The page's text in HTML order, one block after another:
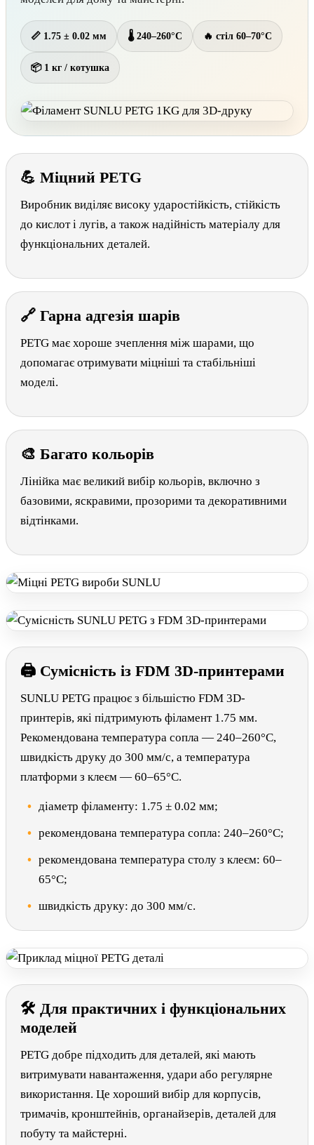
📏 1.75 ± 0.02 мм 🌡 240–260°C 🔥 стіл 60–70°C
📦 1 кг / котушка
💪 Міцний PETG
Виробник виділяє високу ударостійкість, стійкість
до кислот і лугів, а також надійність матеріалу для
функціональних деталей.
🔗 Гарна адгезія шарів
PETG має хороше зчеплення між шарами, що
допомагає отримувати міцніші та стабільніші
моделі.
🎨 Багато кольорів
Лінійка має великий вибір кольорів, включно з
базовими, яскравими, прозорими та декоративними
відтінками.
🖨 Сумісність із FDM 3D-принтерами
SUNLU PETG працює з більшістю FDM 3D-
принтерів, які підтримують філамент 1.75 мм.
Рекомендована температура сопла — 240–260°C,
швидкість друку до 300 мм/с, а температура
платформи з клеєм — 60–65°C.
діаметр філаменту: 1.75 ± 0.02 мм;
рекомендована температура сопла: 240–260°C;
рекомендована температура столу з клеєм: 60–
65°C;
швидкість друку: до 300 мм/с.
🛠 Для практичних і функціональних
моделей
PETG добре підходить для деталей, які мають
витримувати навантаження, удари або регулярне
використання. Це хороший вибір для корпусів,
тримачів, кронштейнів, органайзерів, деталей для
побуту та майстерні.